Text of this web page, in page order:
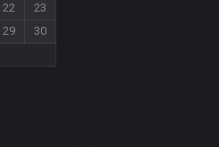
22
23
29
30